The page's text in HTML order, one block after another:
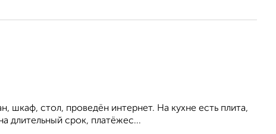
шкаф, стол, проведён интернет. На кухне есть плита,
длительный срок, платёжес...